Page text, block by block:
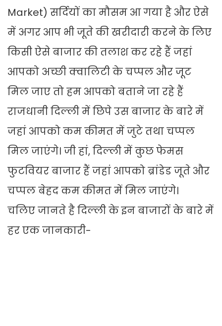
Market) सर्दियों का मौसम आ गया है और ऐसे
में अगर आप भी जूते की खरीदारी करने के लिए
किसी ऐसे बाजार की तलाश कर रहे हैं जहां
आपको अच्छी क्वालिटी के चप्पल और जूट
मिल जाए तो हम आपको बताने जा रहे हैं
राजधानी दिल्ली में छिपे उस बाजार के बारे में
जहां आपको कम कीमत में जुटे तथा चप्पल
मिल जाएंगे। जी हां, दिल्ली में कुछ फेमस
फुटवियर बाजार हैं जहां आपको ब्रांडेड जूते और
चप्पल बेहद कम कीमत में मिल जाएंगे।
चलिए जानते है दिल्ली के इन बाजारों के बारे में
हर एक जानकारी-